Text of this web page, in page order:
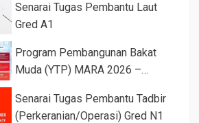
Senarai Tugas Pembantu Laut
Gred A1
Program Pembangunan Bakat
Muda (YTP) MARA 2026 –
Senarai Tugas Pembantu Tadbir
(Perkeranian/Operasi) Gred N1